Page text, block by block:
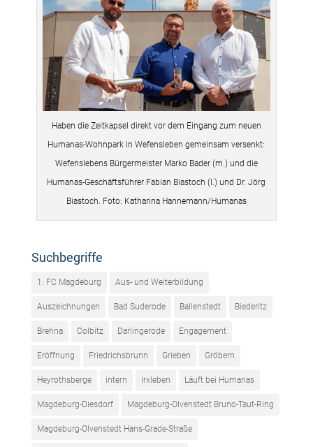
Haben die Zeitkapsel direkt vor dem Eingang zum neuen
Humanas-Wohnpark in Wefensleben gemeinsam versenkt:
Wefenslebens Bürgermeister Marko Bader (m.) und die
Humanas-Geschäftsführer Fabian Biastoch (l.) und Dr. Jörg
Biastoch. Foto: Katharina Hannemann/Humanas
Suchbegriffe
1. FC Magdeburg Aus- und Weiterbildung
Auszeichnungen Bad Suderode Ballenstedt Biederitz
Brehna Colbitz Darlingerode Engagement
Eröffnung Friedrichsbrunn Grieben Gröbern
Heyrothsberge intern Irxleben Läuft bei Humanas
Magdeburg-Diesdorf Magdeburg-Olvenstedt Bruno-Taut-Ring
Magdeburg-Olvenstedt Hans-Grade-Straße